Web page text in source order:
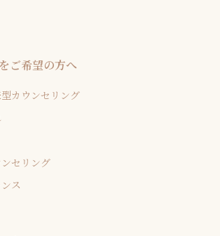
ご希望の方へ
カウンセリング
セリング
ス